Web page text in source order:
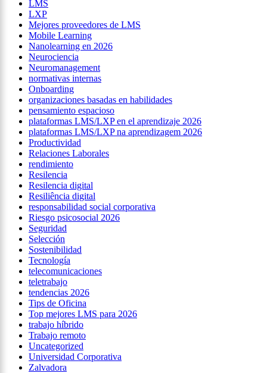
LMS
LXP
Mejores proveedores de LMS
Mobile Learning
Nanolearning en 2026
Neurociencia
Neuromanagement
normativas internas
Onboarding
organizaciones basadas en habilidades
pensamiento espacioso
plataformas LMS/LXP en el aprendizaje 2026
plataformas LMS/LXP na aprendizagem 2026
Productividad
Relaciones Laborales
rendimiento
Resilencia
Resilencia digital
Resiliência digital
responsabilidad social corporativa
Riesgo psicosocial 2026
Seguridad
Selección
Sostenibilidad
Tecnología
telecomunicaciones
teletrabajo
tendencias 2026
Tips de Oficina
Top mejores LMS para 2026
trabajo híbrido
Trabajo remoto
Uncategorized
Universidad Corporativa
Zalvadora